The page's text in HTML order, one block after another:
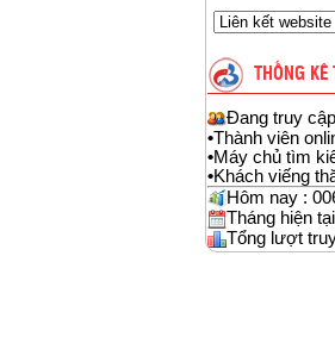
THỐNG
Đang truy
•Thành viên
•Máy chủ tìm
•Khách viếng
Hôm nay :
Tháng hiện
Tổng lượt